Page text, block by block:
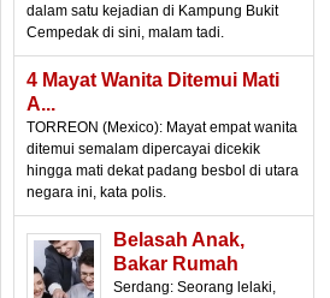
dalam satu kejadian di Kampung Bukit
Cempedak di sini, malam tadi.
4 Mayat Wanita Ditemui Mati
A...
TORREON (Mexico): Mayat empat wanita
ditemui semalam dipercayai dicekik
hingga mati dekat padang besbol di utara
negara ini, kata polis.
Belasah Anak,
Bakar Rumah
Serdang: Seorang lelaki,